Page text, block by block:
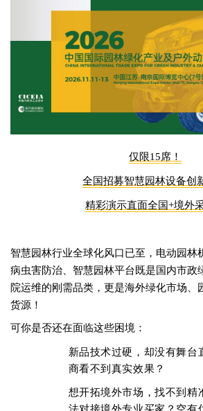
仅限15席！
全国招募智慧园林设备创
精彩演示直面全国+境外
智慧园林行业全球化风口已至，电动园林
病虫害防治、智慧园林平台既是国内市政
院运维的刚需品类，更是海外绿化市场、
货源！
可你是否还在面临这些困境：
新品技术过硬，却没有舞台
商看不到真实效果？
想开拓境外市场，找不到精
法对接境外专业买家？空有